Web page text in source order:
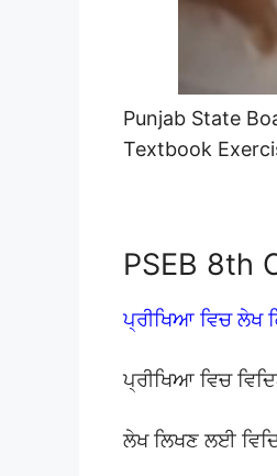
Punjab State
Textbook
PSEB 8th
ਪ੍ਰੀਖਿਆ ਵਿਚ ਲੇਖ
ਪ੍ਰੀਖਿਆ ਵਿਚ
ਲੇਖ ਲਿਖਣ ਲਈ